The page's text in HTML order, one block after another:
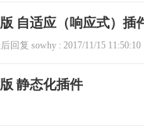
自适应（响应式）插
回复 sowhy : 2017/11/15 11:50:10
静态化插件